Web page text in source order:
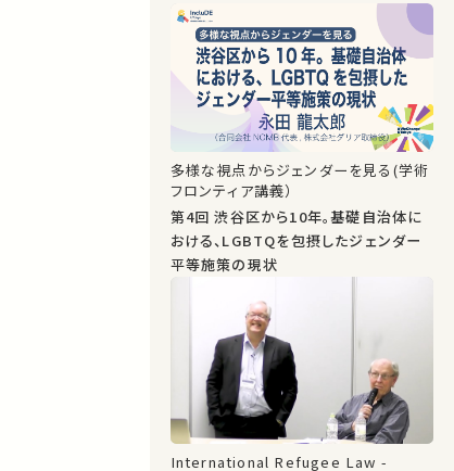
多様な視点からジェンダーを見る(学術
フロンティア講義）
第4回 渋谷区から10年。基礎自治体に
おける、LGBTQを包摂したジェンダー
平等施策の現状
International Refugee Law -